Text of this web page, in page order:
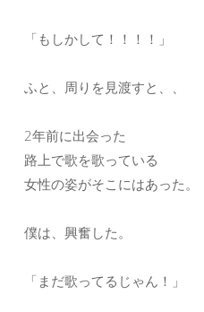
「もしかして！！！！」
ふと、周りを見渡すと、、
2年前に出会った
路上で歌を歌っている
女性の姿がそこにはあった。
僕は、興奮した。
「まだ歌ってるじゃん！」